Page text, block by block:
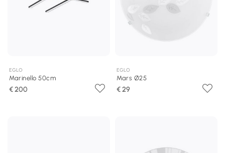
EGLO
Marinello 50cm
€ 200
EGLO
Mars Ø25
€ 29